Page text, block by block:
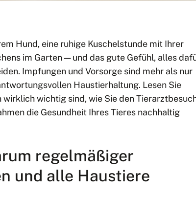
Hund, eine ruhige Kuschelstunde mit Ihrer
im Garten — und das gute Gefühl, alles
Impfungen und Vorsorge sind mehr als nur
Haustierhaltung. Lesen Sie
wichtig sind, wie Sie den
die Gesundheit Ihres Tieres nachhaltig
regelmäßiger
und alle Haustiere